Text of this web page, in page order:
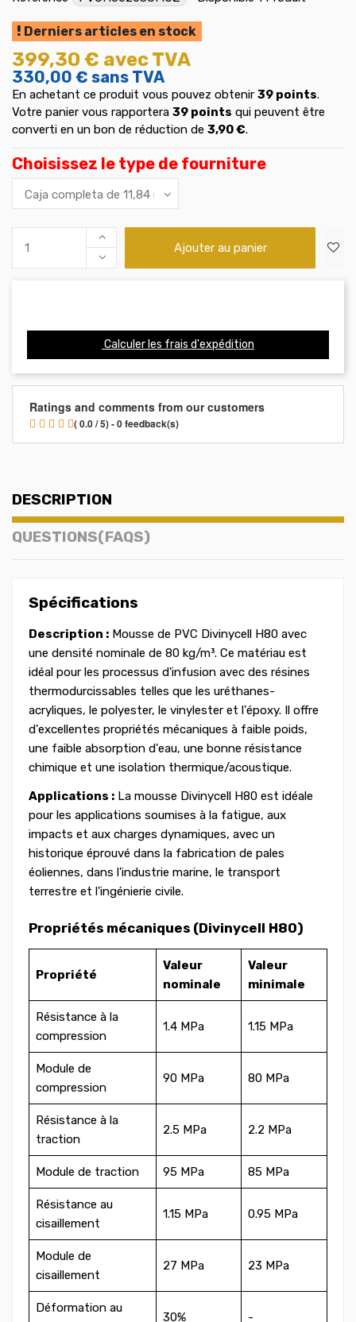
Derniers articles en stock
399,30 € avec TVA
330,00 € sans TVA
En achetant ce produit vous pouvez obtenir 39 points.
Votre panier vous rapportera 39 points qui peuvent être
converti en un bon de réduction de 3,90 €.
Choisissez le type de fourniture
Ajouter au panier
Calculer les frais d'expédition
Ratings and comments from our customers
( 0.0 / 5) - 0 feedback(s)
DESCRIPTION
QUESTIONS(FAQS)
Spécifications
Description : Mousse de PVC Divinycell H80 avec
une densité nominale de 80 kg/m³. Ce matériau est
idéal pour les processus d'infusion avec des résines
thermodurcissables telles que les uréthanes-
acryliques, le polyester, le vinylester et l'époxy. Il offre
d'excellentes propriétés mécaniques à faible poids,
une faible absorption d'eau, une bonne résistance
chimique et une isolation thermique/acoustique.
Applications : La mousse Divinycell H80 est idéale
pour les applications soumises à la fatigue, aux
impacts et aux charges dynamiques, avec un
historique éprouvé dans la fabrication de pales
éoliennes, dans l'industrie marine, le transport
terrestre et l'ingénierie civile.
Propriétés mécaniques (Divinycell H80)
Propriété
Valeur
nominale
Valeur
minimale
Résistance à la
compression
1.4 MPa 1.15 MPa
Module de
compression
90 MPa 80 MPa
Résistance à la
traction
2.5 MPa 2.2 MPa
Module de traction 95 MPa 85 MPa
Résistance au
cisaillement
1.15 MPa 0.95 MPa
Module de
cisaillement
27 MPa 23 MPa
Déformation au
30% -